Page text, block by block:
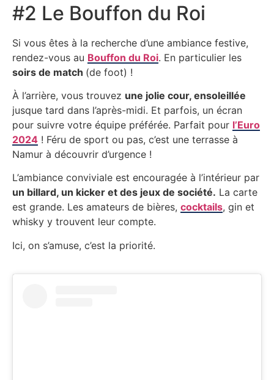
#2 Le Bouffon du Roi
Si vous êtes à la recherche d’une ambiance festive,
rendez-vous au Bouffon du Roi. En particulier les
soirs de match (de foot) !
À l’arrière, vous trouvez une jolie cour, ensoleillée
jusque tard dans l’après-midi. Et parfois, un écran
pour suivre votre équipe préférée. Parfait pour l’Euro
2024 ! Féru de sport ou pas, c’est une terrasse à
Namur à découvrir d’urgence !
L’ambiance conviviale est encouragée à l’intérieur par
un billard, un kicker et des jeux de société. La carte
est grande. Les amateurs de bières, cocktails, gin et
whisky y trouvent leur compte.
Ici, on s’amuse, c’est la priorité.